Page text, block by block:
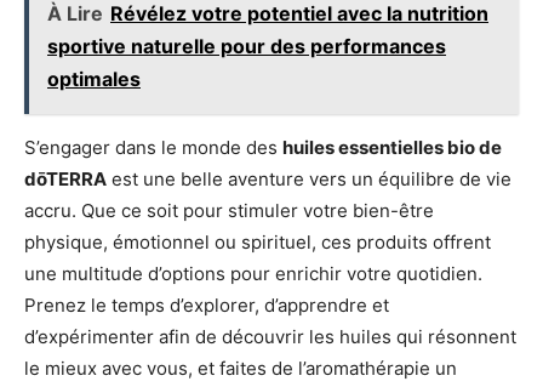
À Lire Révélez votre potentiel avec la nutrition
sportive naturelle pour des performances
optimales
S’engager dans le monde des huiles essentielles bio de
dōTERRA est une belle aventure vers un équilibre de vie
accru. Que ce soit pour stimuler votre bien-être
physique, émotionnel ou spirituel, ces produits offrent
une multitude d’options pour enrichir votre quotidien.
Prenez le temps d’explorer, d’apprendre et
d’expérimenter afin de découvrir les huiles qui résonnent
le mieux avec vous, et faites de l’aromathérapie un